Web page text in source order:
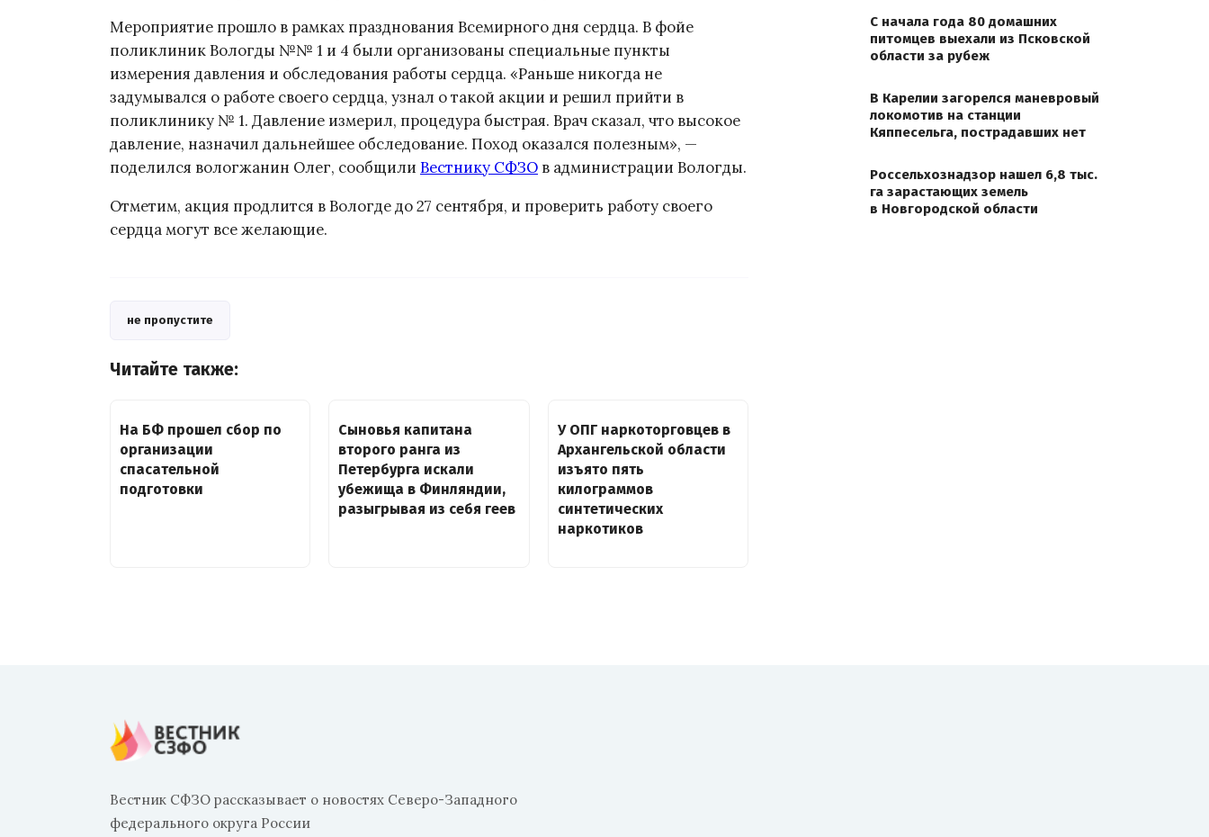
Мероприятие прошло в рамках празднования Всемирного дня сердца. В фойе
поликлиник Вологды №№ 1 и 4 были организованы специальные пункты
измерения давления и обследования работы сердца. «Раньше никогда не
задумывался о работе своего сердца, узнал о такой акции и решил прийти в
поликлинику № 1. Давление измерил, процедура быстрая. Врач сказал, что высокое
давление, назначил дальнейшее обследование. Поход оказался полезным», —
поделился вологжанин Олег, сообщили Вестнику СФЗО в администрации Вологды.
Отметим, акция продлится в Вологде до 27 сентября, и проверить работу своего
сердца могут все желающие.
не пропустите
Читайте также:
На БФ прошел сбор по
организации
спасательной
подготовки
Сыновья капитана
второго ранга из
Петербурга искали
убежища в Финляндии,
разыгрывая из себя геев
У ОПГ наркоторговцев в
Архангельской области
изъято пять
килограммов
синтетических
наркотиков
С начала года 80 домашних
питомцев выехали из Псковской
области за рубеж
В Карелии загорелся маневровый
локомотив на станции
Кяппесельга, пострадавших нет
Россельхознадзор нашел 6,8 тыс.
га зарастающих земель
в Новгородской области
Вестник СФЗО рассказывает о новостях Северо-Западного
федерального округа России